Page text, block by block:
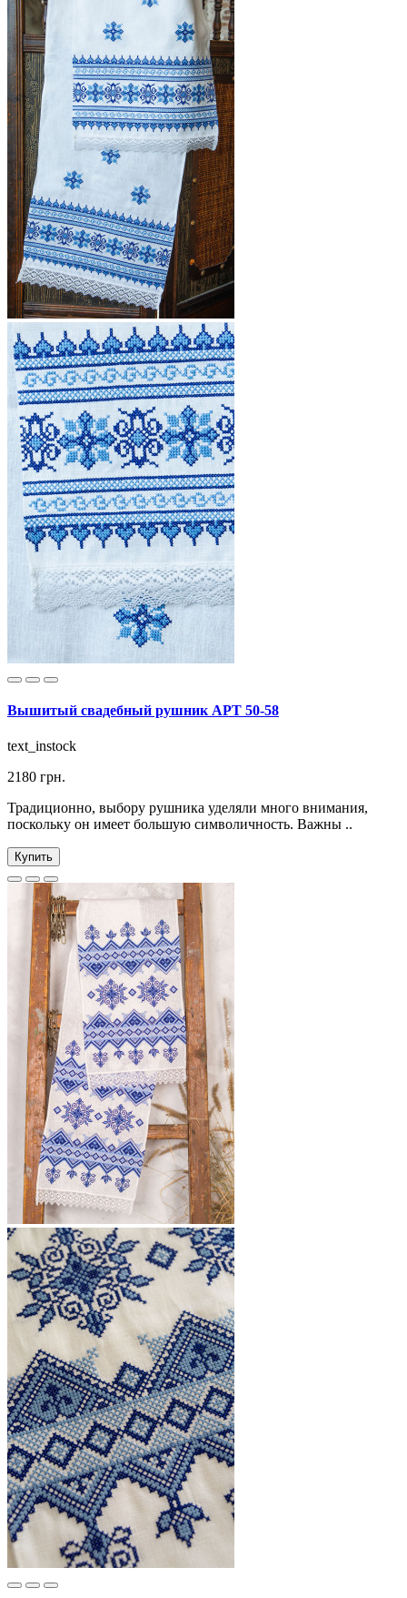
Вышитый свадебный рушник АРТ 50-58
text_instock
2180 грн.
Традиционно, выбору рушника уделяли много внимания,
поскольку он имеет большую символичность. Важны ..
Купить